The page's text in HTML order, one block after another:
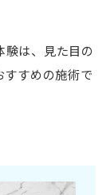
は、見た目の
すめの施術で